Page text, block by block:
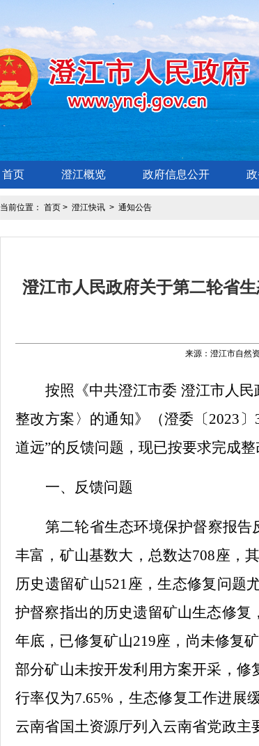
首页 澄江概览 政府信息公开
当前位置： 首页> 澄江快讯 > 通知公告
澄江市人民政府关于第二轮省
来源：澄江市自然
按照《中共澄江市委 澄江市人民
整改方案 〉 的通知》（澄委〔2023 〕
道远”的反馈问题，现已按要求完成整
一、 反馈问题
第二轮省生态环境保护督察报告
丰富，矿山基数大，总数达708座 ，
历史遗留矿山521座，生态修复问题
护督察指出的历史遗留矿山生态修复
年底，已修复矿山219座，尚未修复
部分矿山未按开发利用方案开采，修
行率仅为7.65% ，生态修复工作进展
云南省国土资源厅列入云南省党政